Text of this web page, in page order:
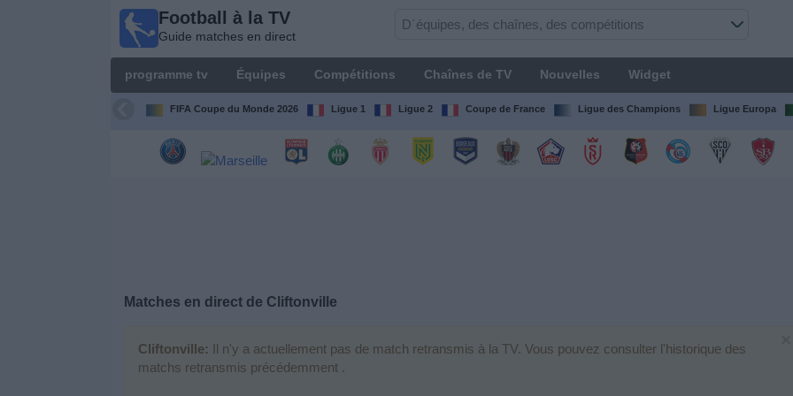
Football à la TV
Guide matches en direct
programme tv Équipes Compétitions Chaînes de TV Nouvelles Widget
FIFA Coupe du Monde 2026 Ligue 1 Ligue 2 Coupe de France Ligue des Champions Ligue Europa
Matches en direct de Cliftonville
Cliftonville: Il n'y a actuellement pas de match retransmis à la TV. Vous pouvez consulter l'historique des
matchs retransmis précédemment .